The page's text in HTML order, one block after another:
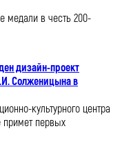
медали в честь 200-
дизайн-проект
Солженицына в
культурного центра
первых